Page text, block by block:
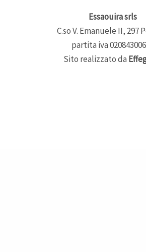
Essaouira srls
C.so V. Emanuele II, 297
partita iva
Sito realizzato da